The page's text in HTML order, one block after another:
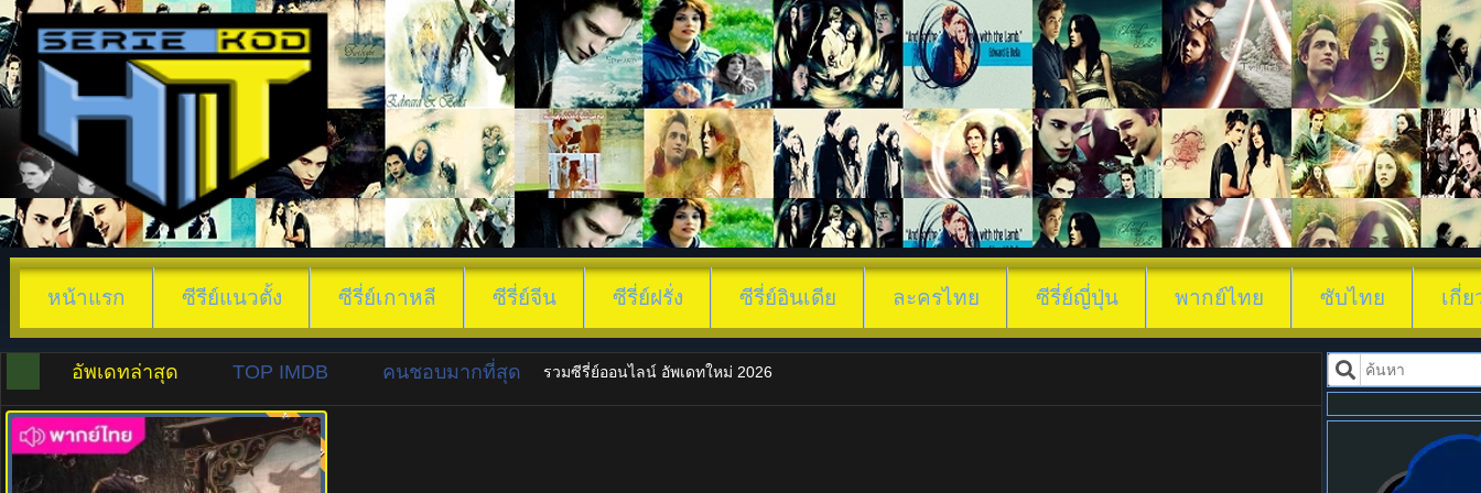
ดูซีรี่ย์ สู่ห้วงเ
หน้าแรก ซีรีย์แนวตั้ง ซีรี่ย์เกาหลี ซีรี่ย์จีน ซีรี่ย์ฝรั่ง ซีรี่ย์อินเดีย ละครไทย ซีรี่ย์ญี่ปุ่น พากย์ไทย ซับไทย เกี่ย
อัพเดทล่าสุด TOP IMDB คนชอบมากที่สุด รวมซีรี่ย์ออนไลน์ อัพเดทใหม่ 2026
8.0 พากย์ไทย